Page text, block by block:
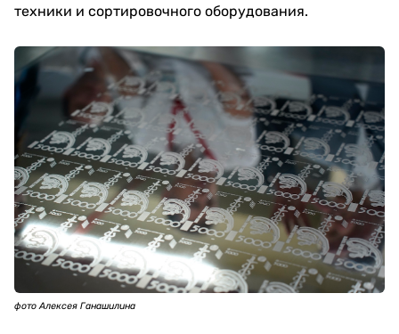
техники и сортировочного оборудования.
фото Алексея Ганашилина